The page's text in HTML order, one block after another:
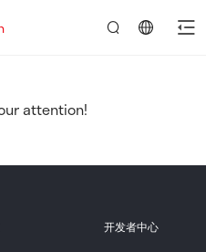
attention!
开发者中心